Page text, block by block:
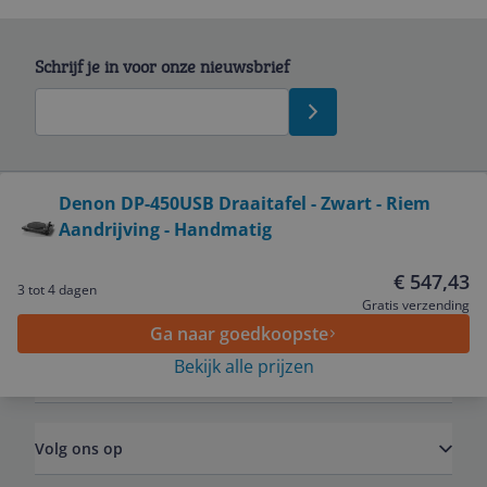
Denon DP-450USB Draaitafel - Zwart - Riem
Aandrijving - Handmatig
3 tot 4 dagen € 547,43
Gratis verzending
Ga naar goedkoopste
Bekijk alle prijzen
Schrijf je in voor onze nieuwsbrief
Service
Algemeen
Volg ons op